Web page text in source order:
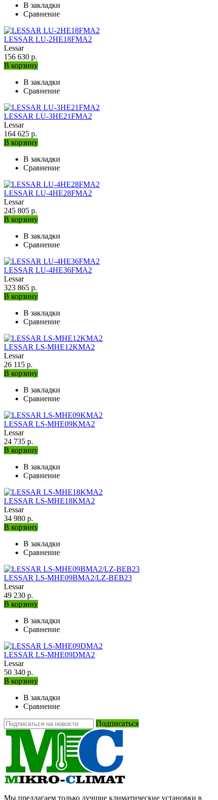
В закладки
Сравнение
LESSAR LU-2HE18FMA2
Lessar
156 630 р.
В корзину
В закладки
Сравнение
LESSAR LU-3HE21FMA2
Lessar
164 625 р.
В корзину
В закладки
Сравнение
LESSAR LU-4HE28FMA2
Lessar
245 805 р.
В корзину
В закладки
Сравнение
LESSAR LU-4HE36FMA2
Lessar
323 865 р.
В корзину
В закладки
Сравнение
LESSAR LS-MHE12KMA2
Lessar
26 115 р.
В корзину
В закладки
Сравнение
LESSAR LS-MHE09KMA2
Lessar
24 735 р.
В корзину
В закладки
Сравнение
LESSAR LS-MHE18KMA2
Lessar
34 980 р.
В корзину
В закладки
Сравнение
LESSAR LS-МHE09BMA2/LZ-BEB23
Lessar
49 230 р.
В корзину
В закладки
Сравнение
LESSAR LS-MHE09DMA2
Lessar
50 340 р.
В корзину
В закладки
Сравнение
Подписаться
Мы предлагаем только лучшие климатические установки в